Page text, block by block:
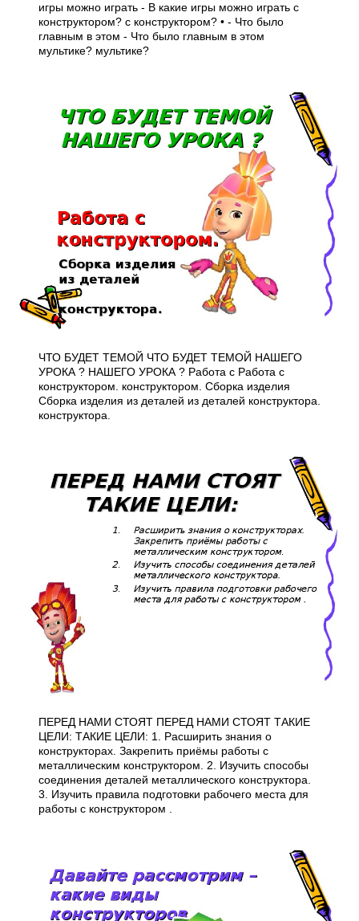
игры можно играть - В какие игры можно играть с
конструктором? с конструктором? • - Что было
главным в этом - Что было главным в этом
мультике? мультике?
ЧТО БУДЕТ ТЕМОЙ ЧТО БУДЕТ ТЕМОЙ НАШЕГО
УРОКА ? НАШЕГО УРОКА ? Работа с Работа с
конструктором. конструктором. Сборка изделия
Сборка изделия из деталей из деталей конструктора.
конструктора.
ПЕРЕД НАМИ СТОЯТ ПЕРЕД НАМИ СТОЯТ ТАКИЕ
ЦЕЛИ: ТАКИЕ ЦЕЛИ: 1. Расширить знания о
конструкторах. Закрепить приёмы работы с
металлическим конструктором. 2. Изучить способы
соединения деталей металлического конструктора.
3. Изучить правила подготовки рабочего места для
работы с конструктором .